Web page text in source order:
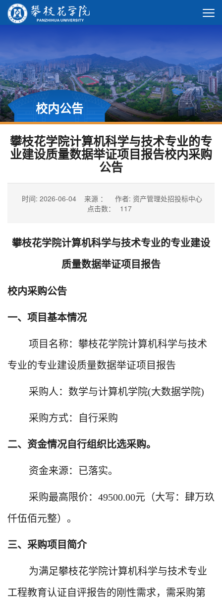
校内公告
攀枝花学院计算机科学与技术专业的专
业建设质量数据举证项目报告校内采购
公告
时间: 2026-06-04 来源 ：
作者: 资产管理处招投标中心
点击数：
117
攀枝花学院计算机科学与技术专业的专业建设
质量数据举证项目报告
校内采购公告
一、项目基本情况
项目名称：攀枝花学院计算机科学与技术
专业的专业建设质量数据举证项目报告
采购人：数学与计算机学院(大数据学院)
采购方式：自行采购
二、资金情况自行组织比选采购。
资金来源：已落实。
采购最高限价： 49500.00元（大写：肆万玖
仟伍佰元整）。
三、采购项目简介
为满足攀枝花学院计算机科学与技术专业
工程教育认证自评报告的刚性需求，需采购第